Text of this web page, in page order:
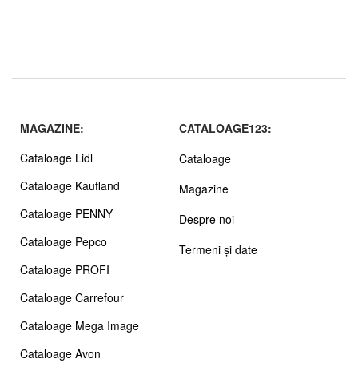
MAGAZINE:
Cataloage Lidl
Cataloage Kaufland
Cataloage PENNY
Cataloage Pepco
Cataloage PROFI
Cataloage Carrefour
Cataloage Mega Image
Cataloage Avon
CATALOAGE123:
Cataloage
Magazine
Despre noi
Termeni și date